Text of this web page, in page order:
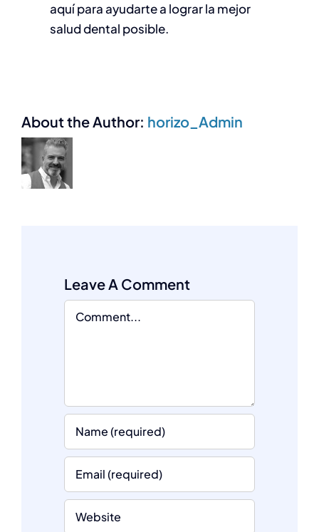
aquí para ayudarte a lograr la mejor
salud dental posible.
About the Author: horizo_Admin
Leave A Comment
Comment